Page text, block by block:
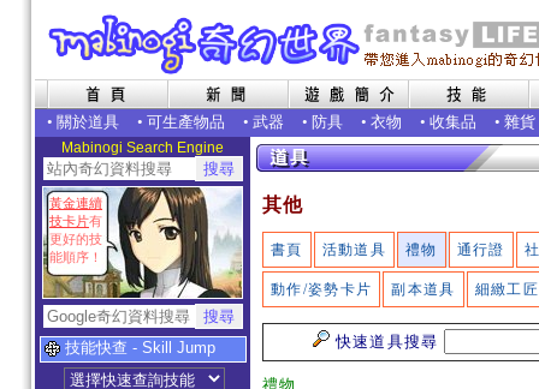
• 關於道具 • 可生產物品 • 武器 • 防具 • 衣物 • 收集品 • 雜貨
Mabinogi Search Engine
黃金連續
技卡片有
更好的技
能順序！
技能快查 - Skill Jump
其他
書頁 活動道具 禮物 通行證
動作/姿勢卡片 副本道具 細緻工
快速道具搜尋
禮物